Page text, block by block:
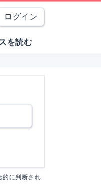
ログイン
を読む
的に判断され